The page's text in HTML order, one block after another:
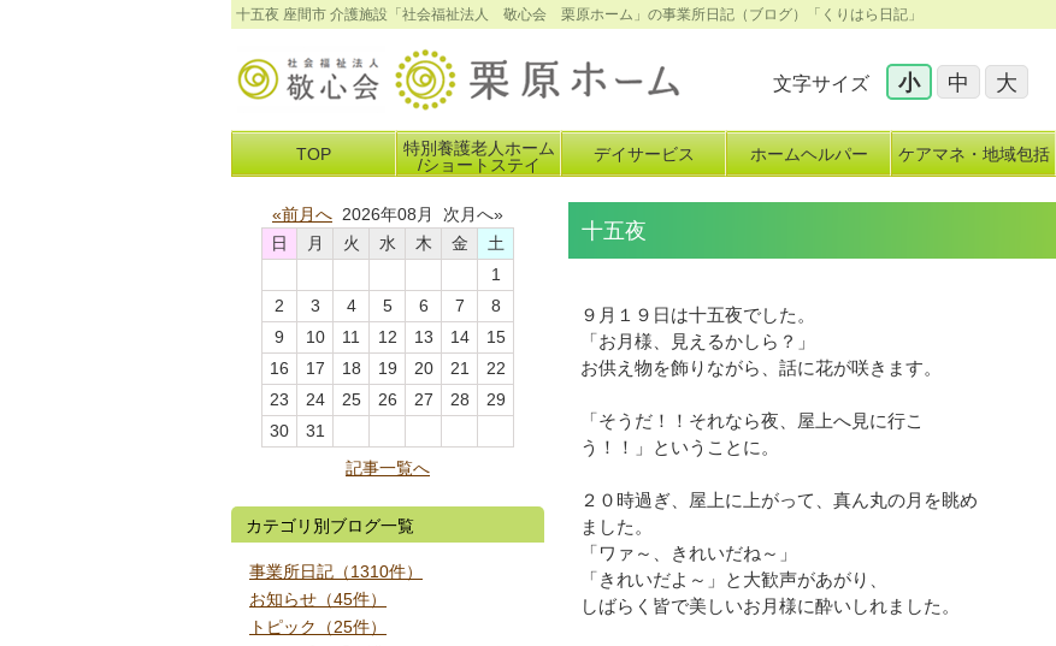
十五夜 座間市 介護施設「社会福祉法人 敬心会 栗原ホーム」の事業所日記（ブログ）「くりはら日記」
文字サイズ 小 中 大
TOP
特別養護老人ホーム
/ショートステイ
デイサービス ホームヘルパー ケアマネ・地域包括
十五夜
９月１９日は十五夜でした。
「お月様、見えるかしら？」
お供え物を飾りながら、話に花が咲きます。
「そうだ！！それなら夜、屋上へ見に行こ
う！！」ということに。
２０時過ぎ、屋上に上がって、真ん丸の月を眺め
ました。
「ワァ～、きれいだね～」
「きれいだよ～」と大歓声があがり、
しばらく皆で美しいお月様に酔いしれました。
«前月へ 2026年08月 次月へ»
日
月 火 水 木 金
土
1
2
3 4 5 6 7
8
9
10 11 12 13 14
15
16
17 18 19 20 21
22
23
24 25 26 27 28
29
30
31
記事一覧へ
カテゴリ別ブログ一覧
事業所日記（1310件）
お知らせ（45件）
トピック（25件）